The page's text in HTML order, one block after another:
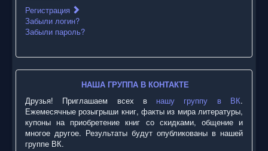
Регистрация
Забыли логин?
Забыли пароль?
НАША ГРУППА В КОНТАКТЕ
Друзья! Приглашаем всех в нашу группу в ВК.
Ежемесячные розыгрыши книг, факты из мира литературы,
купоны на приобретение книг со скидками, общение и
многое другое. Результаты будут опубликованы в нашей
группе ВК.